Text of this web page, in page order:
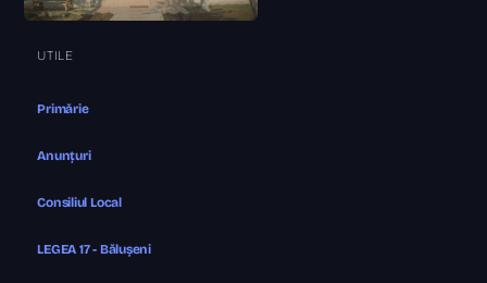
UTILE
Primărie
Anunțuri
Consiliul Local
LEGEA 17 - Bălușeni